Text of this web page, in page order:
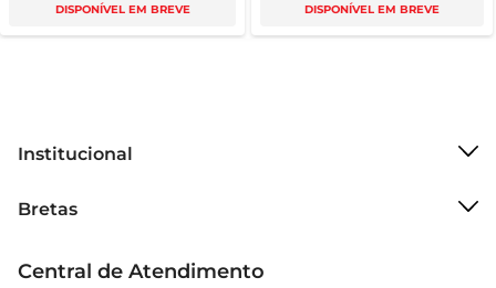
DISPONÍVEL EM BREVE DISPONÍVEL EM BREVE
Institucional
Grupo Cencosud
Sobre privacidade
Bretas
Produtos Bretas
Central de Atendimento